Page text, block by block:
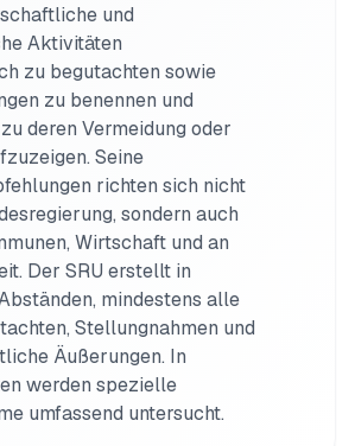
und
Aktivitäten
zu begutachten sowie
zu benennen und
deren Vermeidung oder
Seine
richten sich nicht
sondern auch
Wirtschaft und an
Der SRU erstellt in
mindestens alle
Stellungnahmen und
Äußerungen. In
werden spezielle
umfassend untersucht.